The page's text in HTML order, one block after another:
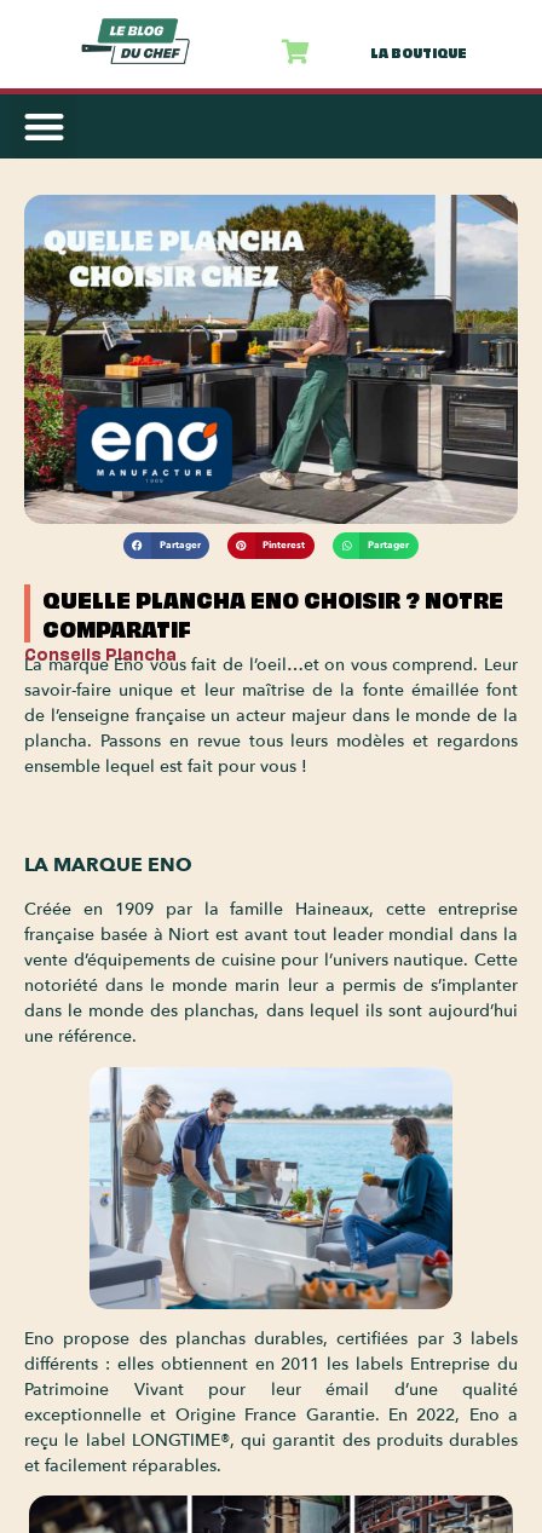
LA BOUTIQUE
Partager Pinterest Partager
QUELLE PLANCHA ENO CHOISIR ? NOTRE
COMPARATIF
Conseils Plancha
La marque Eno vous fait de l’oeil…et on vous comprend. Leur
savoir-faire unique et leur maîtrise de la fonte émaillée font
de l’enseigne française un acteur majeur dans le monde de la
plancha. Passons en revue tous leurs modèles et regardons
ensemble lequel est fait pour vous !
LA MARQUE ENO
Créée en 1909 par la famille Haineaux, cette entreprise
française basée à Niort est avant tout leader mondial dans la
vente d’équipements de cuisine pour l’univers nautique. Cette
notoriété dans le monde marin leur a permis de s’implanter
dans le monde des planchas, dans lequel ils sont aujourd’hui
une référence.
Eno propose des planchas durables, certifiées par 3 labels
différents : elles obtiennent en 2011 les labels Entreprise du
Patrimoine Vivant pour leur émail d’une qualité
exceptionnelle et Origine France Garantie. En 2022, Eno a
reçu le label LONGTIME®, qui garantit des produits durables
et facilement réparables.